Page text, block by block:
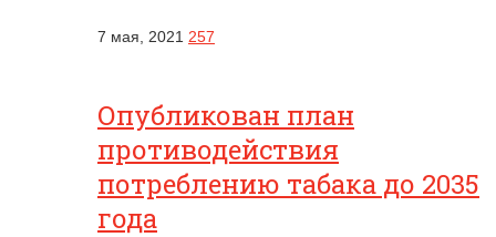
7 мая, 2021 257
Опубликован план
противодействия
потреблению табака до 2035
года